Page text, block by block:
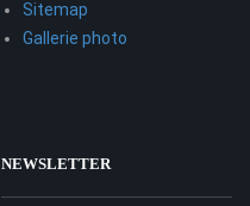
Sitemap
Gallerie photo
NEWSLETTER